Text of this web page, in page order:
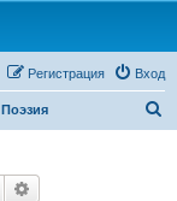
Вход
Регистрация
Поэзия
Поиск